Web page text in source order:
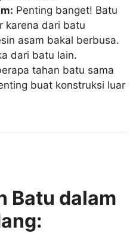
Penting banget! Batu
karena dari batu
asam bakal berbusa.
dari batu lain.
tahan batu sama
buat konstruksi luar
Batu dalam